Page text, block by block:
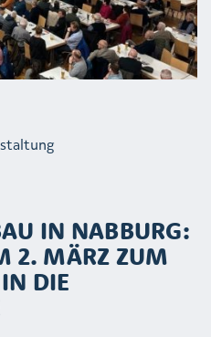
IN NABBURG:
2. MÄRZ ZUM
DIE